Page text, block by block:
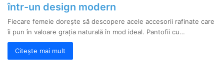
într-un design modern
Fiecare femeie dorește să descopere acele accesorii rafinate care
îi pun în valoare grația naturală în mod ideal. Pantofii cu…
Citește mai mult